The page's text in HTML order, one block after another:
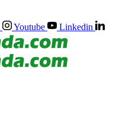
Youtube Linkedin